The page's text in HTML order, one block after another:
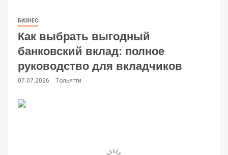
БИЗНЕС
Как выбрать выгодный
банковский вклад: полное
руководство для вкладчиков
07.07.2026 Тольятти